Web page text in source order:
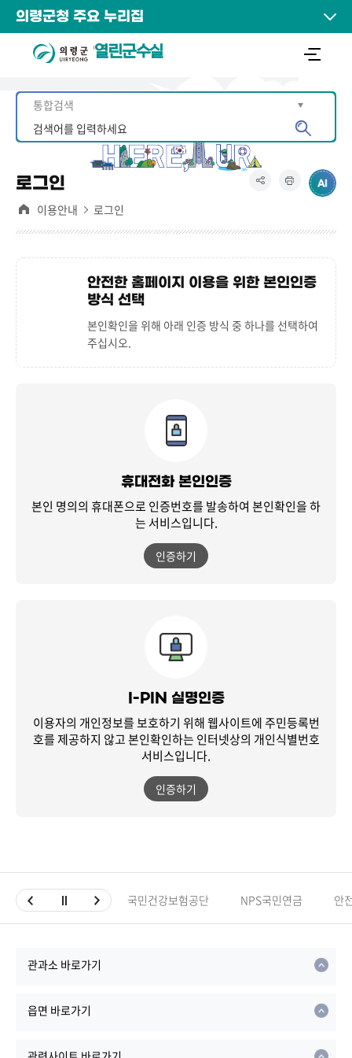
의령군청 주요 누리집
열린군수실
로그인
이용안내 로그인
안전한 홈페이지 이용을 위한 본인인증
방식 선택
본인확인을 위해 아래 인증 방식 중 하나를 선택하여
주십시오.
휴대전화 본인인증
본인 명의의 휴대폰으로 인증번호를 발송하여 본인확인을 하
는 서비스입니다.
인증하기
I-PIN 실명인증
이용자의 개인정보를 보호하기 위해 웹사이트에 주민등록번
호를 제공하지 않고본인확인하는 인터넷상의 개인식별번호
서비스입니다.
인증하기
국민건강보험공단 NPS국민연금 안
관과소 바로가기
읍면 바로가기